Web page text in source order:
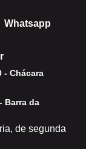
Whatsapp
- Chácara
Barra da
de segunda